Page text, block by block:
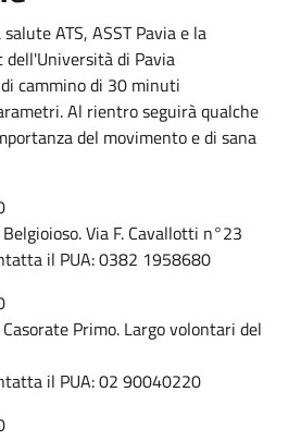
ATS, ASST Pavia e la
dell'Università di Pavia
cammino di 30 minuti
Al rientro seguirà qualche
del movimento e di sana
Via F. Cavallotti n°23
il PUA: 0382 1958680
Primo. Largo volontari del
il PUA: 02 90040220